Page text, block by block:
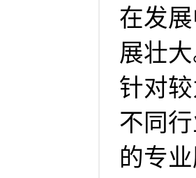
在发
展壮
针对
不同
的专